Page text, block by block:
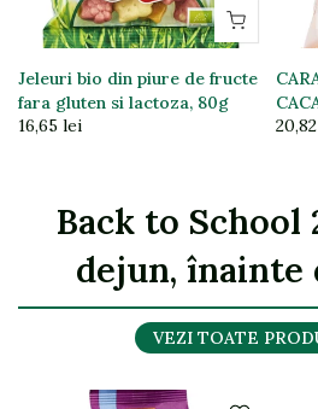
Jeleuri bio din piure de fructe
fara gluten si lactoza, 80g
16,65 lei
Back to School
dejun, înainte
VEZI TOATE